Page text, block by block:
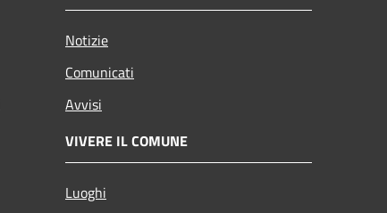
Notizie
Comunicati
Avvisi
VIVERE IL COMUNE
Luoghi